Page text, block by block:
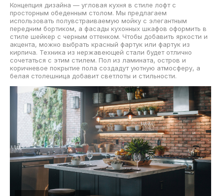
Концепция дизайна — угловая кухня в стиле лофт с
просторным обеденным столом. Мы предлагаем
использовать полувстраиваемую мойку с элегантным
передним бортиком, а фасады кухонных шкафов оформить в
стиле шейкер с черным оттенком. Чтобы добавить яркости и
акцента, можно выбрать красный фартук или фартук из
кирпича. Техника из нержавеющей стали будет отлично
сочетаться с этим стилем. Пол из ламината, остров и
коричневое покрытие пола создадут уютную атмосферу, а
белая столешница добавит светлоты и стильности.